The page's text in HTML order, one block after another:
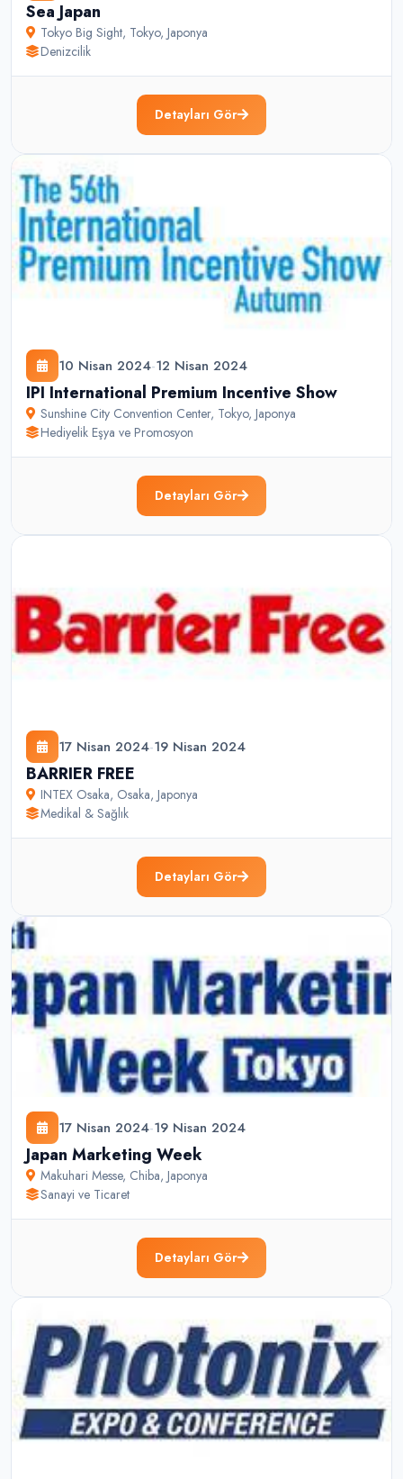
Sea Japan
Tokyo Big Sight, Tokyo, Japonya
Denizcilik
Detayları Gör
10 Nisan 2024-12 Nisan 2024
IPI International Premium Incentive Show
Sunshine City Convention Center, Tokyo, Japonya
Hediyelik Eşya ve Promosyon
Detayları Gör
17 Nisan 2024-19 Nisan 2024
BARRIER FREE
INTEX Osaka, Osaka, Japonya
Medikal & Sağlık
Detayları Gör
17 Nisan 2024-19 Nisan 2024
Japan Marketing Week
Makuhari Messe, Chiba, Japonya
Sanayi ve Ticaret
Detayları Gör